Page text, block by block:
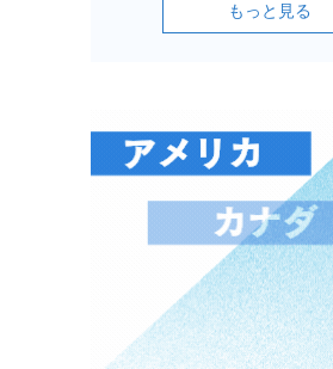
もっと見る